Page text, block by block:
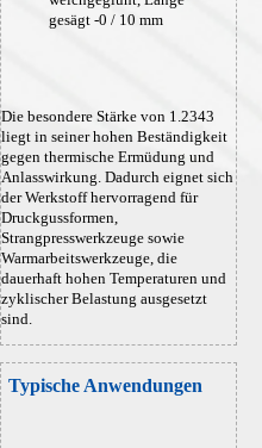
gesägt -0 / 10 mm
Die besondere Stärke von 1.2343
liegt in seiner hohen Beständigkeit
gegen thermische Ermüdung und
Anlasswirkung. Dadurch eignet sich
der Werkstoff hervorragend für
Druckgussformen,
Strangpresswerkzeuge sowie
Warmarbeitswerkzeuge, die
dauerhaft hohen Temperaturen und
zyklischer Belastung ausgesetzt
sind.
Typische Anwendungen